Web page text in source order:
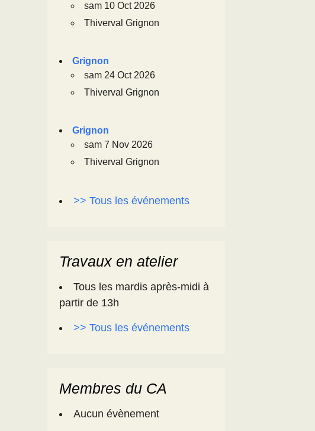
sam 10 Oct 2026
Thiverval Grignon
Grignon
sam 24 Oct 2026
Thiverval Grignon
Grignon
sam 7 Nov 2026
Thiverval Grignon
>> Tous les événements
Travaux en atelier
Tous les mardis après-midi à
partir de 13h
>> Tous les événements
Membres du CA
Aucun évènement